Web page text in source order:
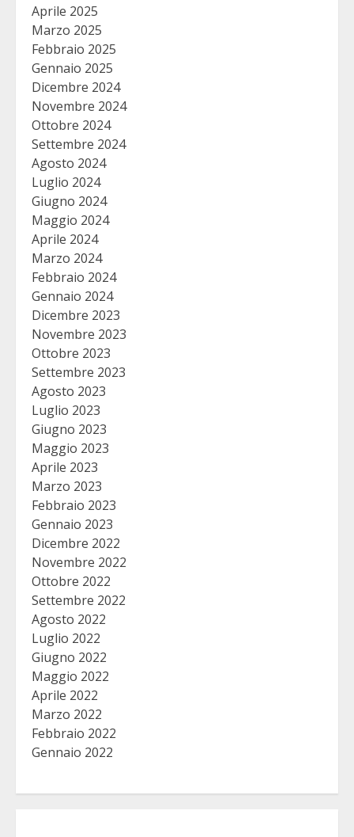
Aprile 2025
Marzo 2025
Febbraio 2025
Gennaio 2025
Dicembre 2024
Novembre 2024
Ottobre 2024
Settembre 2024
Agosto 2024
Luglio 2024
Giugno 2024
Maggio 2024
Aprile 2024
Marzo 2024
Febbraio 2024
Gennaio 2024
Dicembre 2023
Novembre 2023
Ottobre 2023
Settembre 2023
Agosto 2023
Luglio 2023
Giugno 2023
Maggio 2023
Aprile 2023
Marzo 2023
Febbraio 2023
Gennaio 2023
Dicembre 2022
Novembre 2022
Ottobre 2022
Settembre 2022
Agosto 2022
Luglio 2022
Giugno 2022
Maggio 2022
Aprile 2022
Marzo 2022
Febbraio 2022
Gennaio 2022